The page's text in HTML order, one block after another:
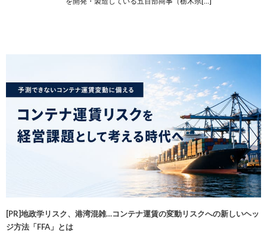
[PR]地政学リスク、港湾混雑…コンテナ運賃の変動リスクへの新しいヘッ
ジ方法「FFA」とは